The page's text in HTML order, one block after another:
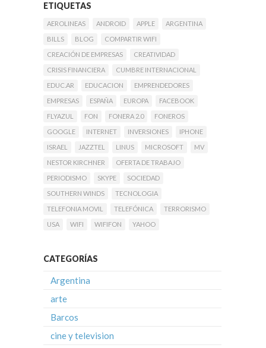
ETIQUETAS
AEROLINEAS ANDROID APPLE
ARGENTINA
BILLS
BLOG
COMPARTIR WIFI
CREACIÓN DE EMPRESAS
CREATIVIDAD
CRISIS FINANCIERA
CUMBRE INTERNACIONAL
EDUC.AR
EDUCACION
EMPRENDEDORES
EMPRESAS
ESPAÑA EUROPA
FACEBOOK
FLYAZUL
FON FONERA 2.0
FONEROS
GOOGLE
INTERNET INVERSIONES
IPHONE
ISRAEL
JAZZTEL LINUS MICROSOFT
MV
NESTOR KIRCHNER
OFERTA DE TRABAJO
PERIODISMO
SKYPE
SOCIEDAD
SOUTHERN WINDS
TECNOLOGIA
TELEFONIA MOVIL
TELEFÓNICA
TERRORISMO
USA
WIFI WIFIFON YAHOO
CATEGORÍAS
Argentina
arte
Barcos
cine y television